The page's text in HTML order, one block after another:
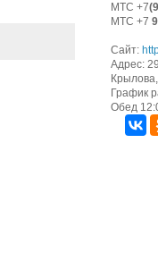
МТС +7
МТС +7
Сайт:
Адрес:
График
Обед